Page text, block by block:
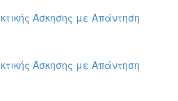
Άσκησης με Απάντηση
Άσκησης με Απάντηση